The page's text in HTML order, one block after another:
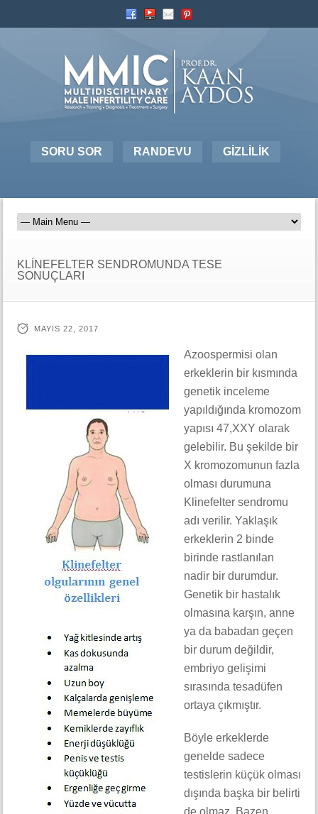
SORU SOR RANDEVU GİZLİLİK
KLİNEFELTER SENDROMUNDA TESE
SONUÇLARI
MAYIS 22, 2017
Azoospermisi olan
erkeklerin bir kısmında
genetik inceleme
yapıldığında kromozom
yapısı 47,XXY olarak
gelebilir. Bu şekilde bir
X kromozomunun fazla
olması durumuna
Klinefelter sendromu
adı verilir. Yaklaşık
erkeklerin 2 binde
birinde rastlanılan
nadir bir durumdur.
Genetik bir hastalık
olmasına karşın, anne
ya da babadan geçen
bir durum değildir,
embriyo gelişimi
sırasında tesadüfen
ortaya çıkmıştır.
Böyle erkeklerde
genelde sadece
testislerin küçük olması
dışında başka bir belirti
de olmaz. Bazen